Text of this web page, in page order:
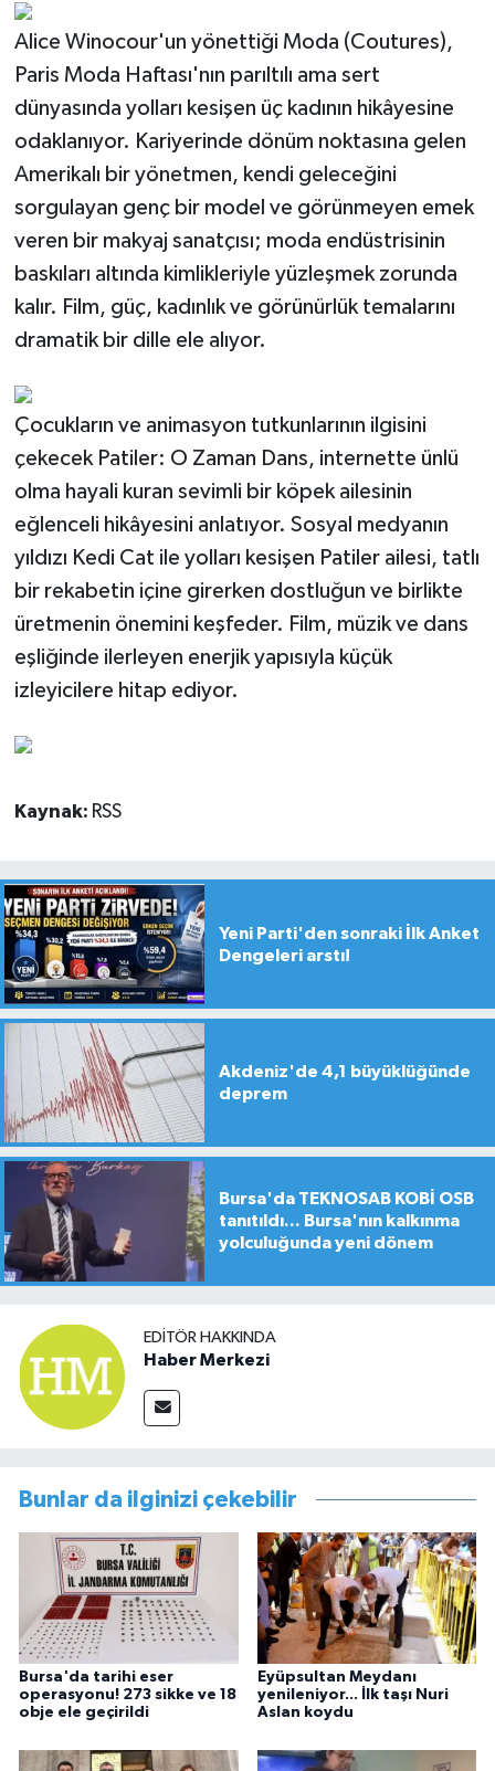
Alice Winocour'un yönettiği Moda (Coutures),
Paris Moda Haftası'nın parıltılı ama sert
dünyasında yolları kesişen üç kadının hikâyesine
odaklanıyor. Kariyerinde dönüm noktasına gelen
Amerikalı bir yönetmen, kendi geleceğini
sorgulayan genç bir model ve görünmeyen emek
veren bir makyaj sanatçısı; moda endüstrisinin
baskıları altında kimlikleriyle yüzleşmek zorunda
kalır. Film, güç, kadınlık ve görünürlük temalarını
dramatik bir dille ele alıyor.
Çocukların ve animasyon tutkunlarının ilgisini
çekecek Patiler: O Zaman Dans, internette ünlü
olma hayali kuran sevimli bir köpek ailesinin
eğlenceli hikâyesini anlatıyor. Sosyal medyanın
yıldızı Kedi Cat ile yolları kesişen Patiler ailesi, tatlı
bir rekabetin içine girerken dostluğun ve birlikte
üretmenin önemini keşfeder. Film, müzik ve dans
eşliğinde ilerleyen enerjik yapısıyla küçük
izleyicilere hitap ediyor.
Kaynak: RSS
Yeni Parti'den sonraki İlk Anket
Dengeleri arstı!
Akdeniz'de 4,1 büyüklüğünde
deprem
Bursa'da TEKNOSAB KOBİ OSB
tanıtıldı... Bursa'nın kalkınma
yolculuğunda yeni dönem
EDITÖR HAKKINDA
Haber Merkezi
Bunlar da ilginizi çekebilir
Bursa'da tarihi eser
operasyonu! 273 sikke ve 18
obje ele geçirildi
Eyüpsultan Meydanı
yenileniyor... İlk taşı Nuri
Aslan koydu